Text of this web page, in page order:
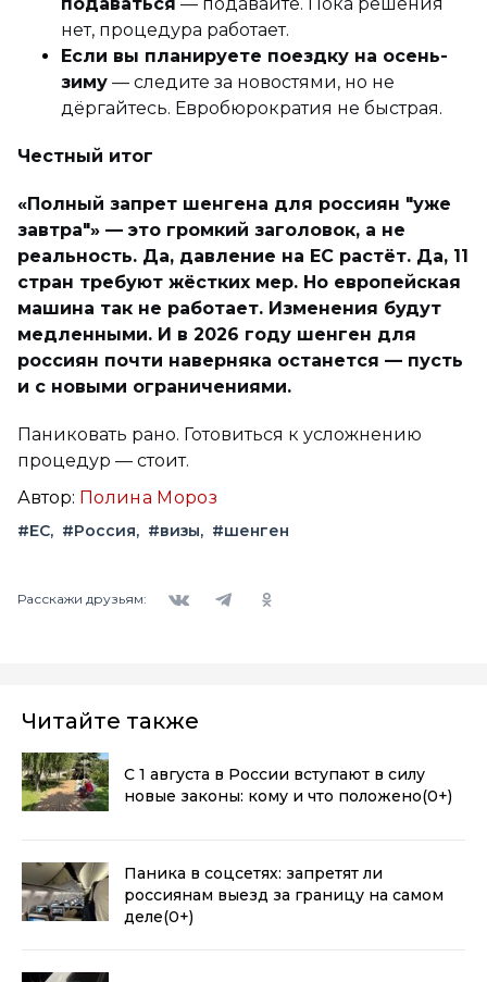
нет, процедура работает.
Если вы планируете поездку на осень-
зиму — следите за новостями, но не
дёргайтесь. Евробюрократия не быстрая.
Честный итог
«Полный запрет шенгена для россиян "уже
завтра"» — это громкий заголовок, а не
реальность. Да, давление на ЕС растёт. Да, 11
стран требуют жёстких мер. Но европейская
машина так не работает. Изменения будут
медленными. И в 2026 году шенген для
россиян почти наверняка останется — пусть
и с новыми ограничениями.
Паниковать рано. Готовиться к усложнению
процедур — стоит.
Автор: Полина Мороз
#ЕС #Россия #визы #шенген
Расскажи друзьям:
Читайте также
С 1 августа в России вступают в силу
новые законы: кому и что положено(0+)
Паника в соцсетях: запретят ли
россиянам выезд за границу на самом
деле(0+)